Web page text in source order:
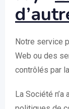
Notre service
Web ou des
contrôlés par
La Société